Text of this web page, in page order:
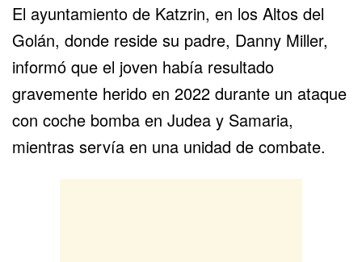
El ayuntamiento de Katzrin, en los Altos del
Golán, donde reside su padre, Danny Miller,
informó que el joven había resultado
gravemente herido en 2022 durante un ataque
con coche bomba en Judea y Samaria,
mientras servía en una unidad de combate.